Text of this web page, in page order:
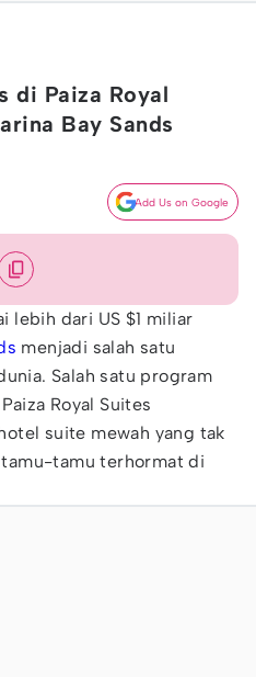
di Paiza Royal
Bay Sands
Add Us on Google
lebih dari US $1 miliar
menjadi salah satu
Salah satu program
Royal Suites
suite mewah yang tak
tamu terhormat di